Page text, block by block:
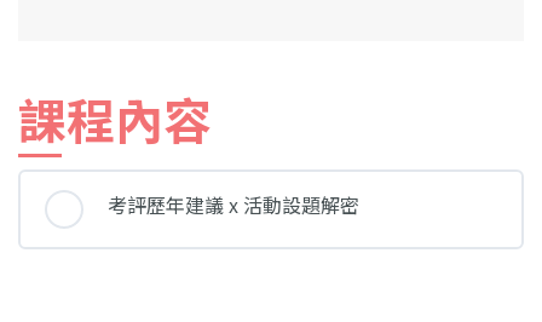
課程內容
考評歷年建議 x 活動設題解密